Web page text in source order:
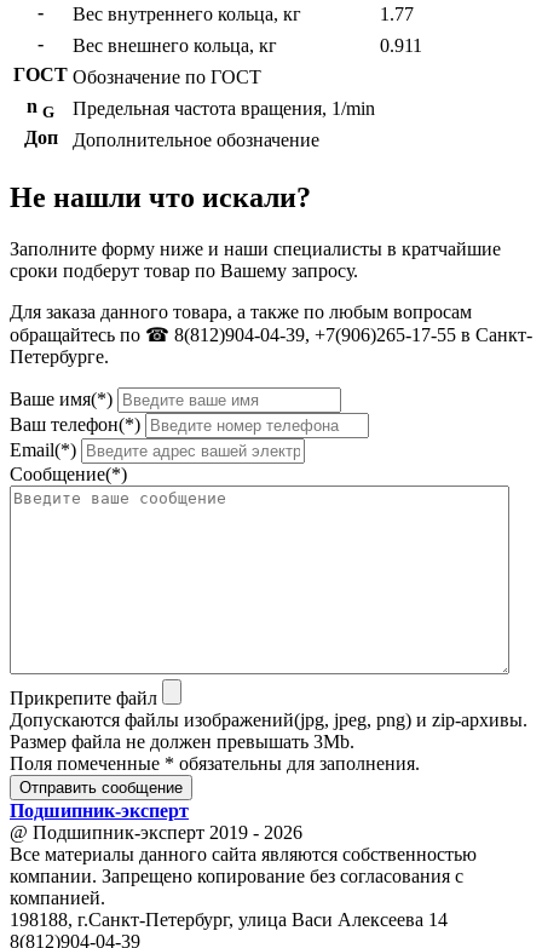
-
Вес внутреннего кольца, кг
1.77
-
Вес внешнего кольца, кг
0.911
ГОСТ Обозначение по ГОСТ
n G
Предельная частота вращения, 1/min
Доп
Дополнительное обозначение
Не нашли что искали?
Заполните форму ниже и наши специалисты в кратчайшие
сроки подберут товар по Вашему запросу.
Для заказа данного товара, а также по любым вопросам
обращайтесь по ☎ 8(812)904-04-39, +7(906)265-17-55 в Санкт-
Петербурге.
Ваше имя(*)
Ваш телефон(*)
Email(*)
Сообщение(*)
Прикрепите файл
Допускаются файлы изображений(jpg, jpeg, png) и zip-архивы.
Размер файла не должен превышать 3Mb.
Поля помеченные * обязательны для заполнения.
Отправить сообщение
Подшипник-эксперт
@ Подшипник-эксперт 2019 - 2026
Все материалы данного сайта являются собственностью
компании. Запрещено копирование без согласования с
компанией.
198188, г.Санкт-Петербург, улица Васи Алексеева 14
8(812)904-04-39